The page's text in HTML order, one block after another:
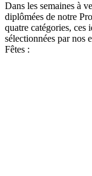
Dans les semaines à
diplômées de notre
quatre catégories, ces
sélectionnées par nos
Fêtes :